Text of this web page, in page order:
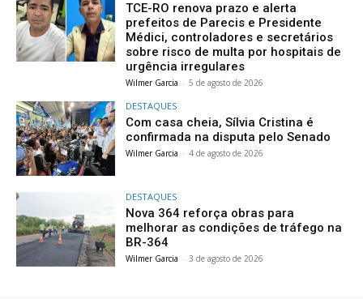
TCE-RO renova prazo e alerta
prefeitos de Parecis e Presidente
Médici, controladores e secretários
sobre risco de multa por hospitais de
urgência irregulares
Wilmer Garcia - 5 de agosto de 2026
DESTAQUES
Com casa cheia, Sílvia Cristina é
confirmada na disputa pelo Senado
Wilmer Garcia - 4 de agosto de 2026
DESTAQUES
Nova 364 reforça obras para
melhorar as condições de tráfego na
BR-364
Wilmer Garcia - 3 de agosto de 2026